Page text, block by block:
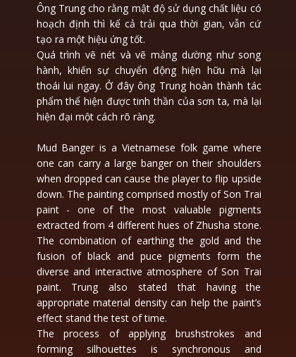
Ông Trung cho rằng mật độ sử dụng chất liệu có
hoạch định thì kể cả trải qua thời gian, vẫn cứ
tạo ra một hiệu ứng tốt.
Quá trình vẽ nét và vẽ mảng dường như song
hành, khiến sự chuyển động hiện hữu mà lại
thoái lui ngay. Ở đây ông Trung hoàn thành tác
phẩm thể hiện được tinh thần của sơn ta, mà lại
hiện đại một cách rõ ràng.
Mud Banger is a Vietnamese folk game where
one can carry a large banger on their shoulders
when dropped can cause the player to flip upside
down. The painting comprised mostly of Son Trai
paint - one of the most valuable pigments
extracted from 4 different hues of Zhusha stone.
The combination of earthing the gold and the
fusion of black and puce pigments form the
diverse and interactive atmosphere of Son Trai
paint. Trung also stated that having the
appropriate material density can help the paint’s
effect stand the test of time.
The process of applying brushstrokes and
forming silhouettes is synchronous and